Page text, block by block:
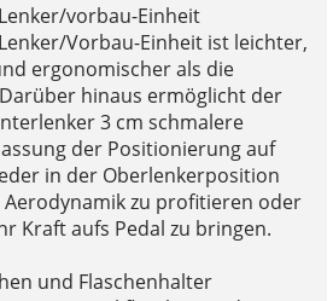
vorbau-Einheit
Vorbau-Einheit ist leichter,
ergonomischer als die
hinaus ermöglicht der
3 cm schmalere
der Positionierung auf
in der Oberlenkerposition
zu profitieren oder
Kraft aufs Pedal zu bringen.
und Flaschenhalter